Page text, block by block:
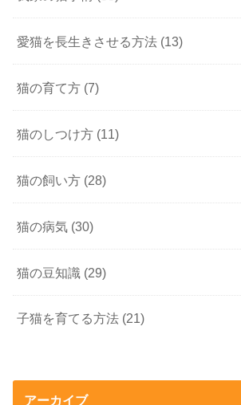
愛猫を長生きさせる方法 (13)
猫の育て方 (7)
猫のしつけ方 (11)
猫の飼い方 (28)
猫の病気 (30)
猫の豆知識 (29)
子猫を育てる方法 (21)
アーカイブ